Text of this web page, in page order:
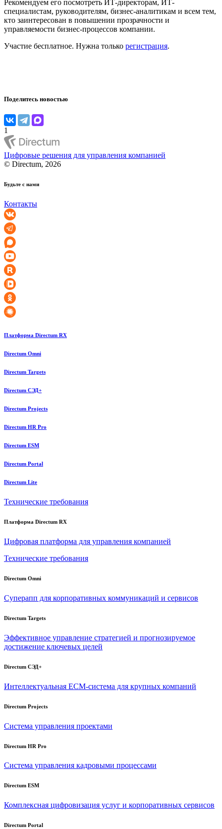
Рекомендуем его посмотреть ИТ-директорам, ИТ-
специалистам, руководителям, бизнес-аналитикам и всем тем,
кто заинтересован в повышении прозрачности и
управляемости бизнес-процессов компании.
Участие бесплатное. Нужна только регистрация.
Поделитесь новостью
1
Цифровые решения для управления компанией
© Directum, 2026
Будьте с нами
Контакты
Платформа Directum RX
Directum Omni
Directum Targets
Directum СЭД+
Directum Projects
Directum HR Pro
Directum ESM
Directum Portal
Directum Lite
Технические требования
Платформа Directum RX
Цифровая платформа для управления компанией
Технические требования
Directum Omni
Суперапп для корпоративных коммуникаций и сервисов
Directum Targets
Эффективное управление стратегией и прогнозируемое
достижение ключевых целей
Directum СЭД+
Интеллектуальная ECM-система для крупных компаний
Directum Projects
Система управления проектами
Directum HR Pro
Система управления кадровыми процессами
Directum ESM
Комплексная цифровизация услуг и корпоративных сервисов
Directum Portal